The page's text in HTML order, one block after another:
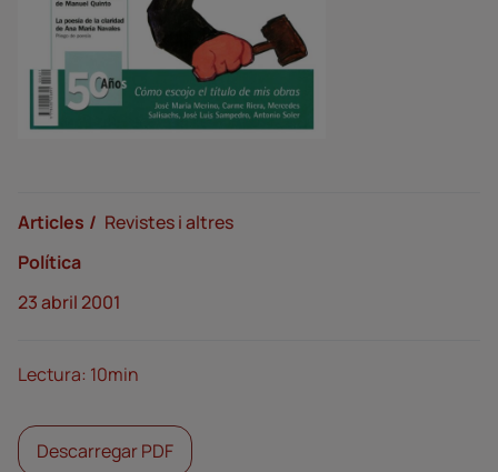
Articles
Revistes i altres
Política
23 abril 2001
Lectura: 10min
Descarregar PDF